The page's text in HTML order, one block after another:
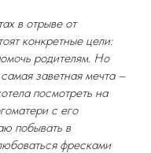
в отрыве от
конкретные цели:
родителям. Но
заветная мечта –
посмотреть на
с его
побывать в
фресками